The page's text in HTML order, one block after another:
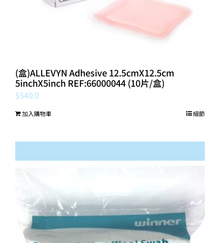
(盒)ALLEVYN Adhesive 12.5cmX12.5cm
5inchX5inch REF:66000044 (10片/盒)
$540.0
加入購物車 細節